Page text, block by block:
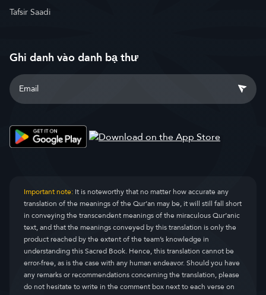
Tafsir Saadi
Ghi danh vào danh bạ thư
Important note:It is noteworthy that no matter how accurate any
translation of the meanings of the Qur’an may be, it will still fall short
in conveying the transcendent meanings of the miraculous Qur’anic
text, and that the meanings conveyed by this translation is only the
product reached by the extent of the team’s knowledge in
understanding this Sacred Book. Hence, this translation cannot be
error-free, as is the case with any human endeavor. Should you have
any remarks or recommendations concerning the translation, please
do not hesitate to write in the comment box next to each verse on